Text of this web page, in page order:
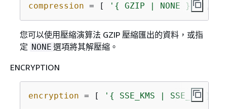
compression = [ ' { GZIP | NONE }' ],
您可以使用壓縮演算法 GZIP 壓縮匯出的資料，或指
定 NONE 選項將其解壓縮。
ENCRYPTION
encryption = [ ' { SSE_KMS | SSE_S3 }'